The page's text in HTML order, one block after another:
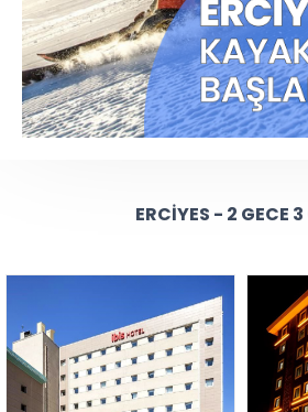
ERCIYES - 2 GECE